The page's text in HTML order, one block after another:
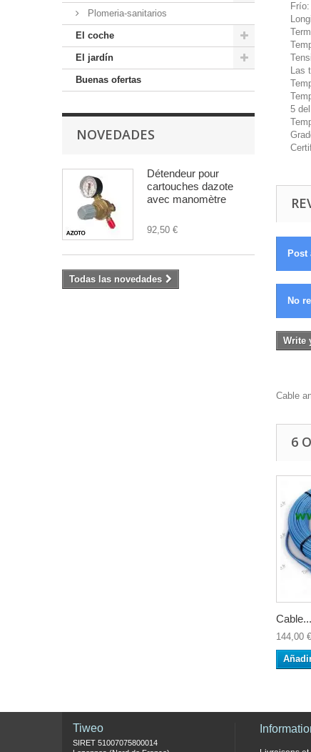
Plomeria-sanitarios
El coche
El jardín
Buenas ofertas
NOVEDADES
Détendeur pour
cartouches dazote
avec manomètre
92,50 €
Todas las novedades
Las
5
Post
No
Write
Cable
6
Cable...
144,00 €
Tiweo
SIRET 51007075800014